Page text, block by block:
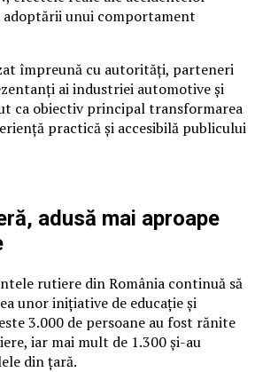
unui comportament
împreună cu autorități, parteneri
ai industriei automotive și
ca obiectiv principal transformarea
practică și accesibilă publicului
adusă mai aproape
rutiere din România continuă să
unor inițiative de educație și
3.000 de persoane au fost rănite
iar mai mult de 1.300 și-au
din țară.